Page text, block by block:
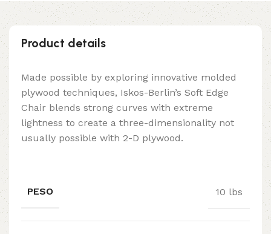
Product details
Made possible by exploring innovative molded
plywood techniques, Iskos-Berlin’s Soft Edge
Chair blends strong curves with extreme
lightness to create a three-dimensionality not
usually possible with 2-D plywood.
PESO 10 lbs